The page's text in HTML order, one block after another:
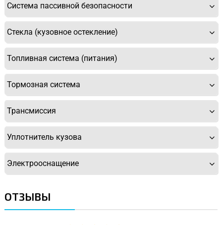
Система пассивной безопасности
Стекла (кузовное остекление)
Топливная система (питания)
Тормозная система
Трансмиссия
Уплотнитель кузова
Электрооснащение
ОТЗЫВЫ